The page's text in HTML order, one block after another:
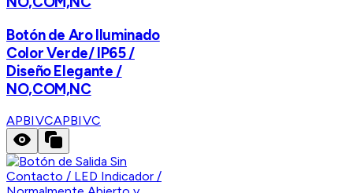
Botón de Aro Iluminado
Color Verde/ IP65 /
Diseño Elegante /
NO,COM,NC
APBIVCAPBIVC